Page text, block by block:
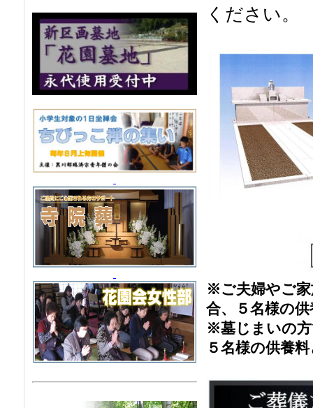
ください。
※ご夫婦やご家
合、５名様の
※墓じまいの方
５名様の供養